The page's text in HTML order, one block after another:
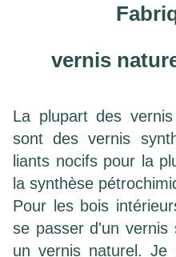
vernis
La plupart des
sont des vernis
liants nocifs pour la
la synthèse
Pour les bois
se passer d'un vernis
un vernis naturel. Je